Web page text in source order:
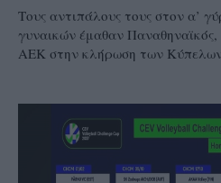
Τους αντιπάλους τους στον α’
γυναικών έμαθαν
ΑΕΚ στην κλήρωση των